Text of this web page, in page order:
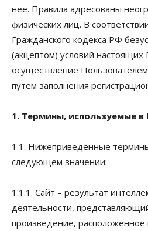
нее. Правила адресованы
физических лиц. В
Гражданского кодекса РФ
(акцептом) условий настоящих
осуществление
путём заполнения
1. Термины, используемые в
1.1. Нижеприведенные
следующем значении:
1.1.1. Сайт – результат
деятельности,
произведение,